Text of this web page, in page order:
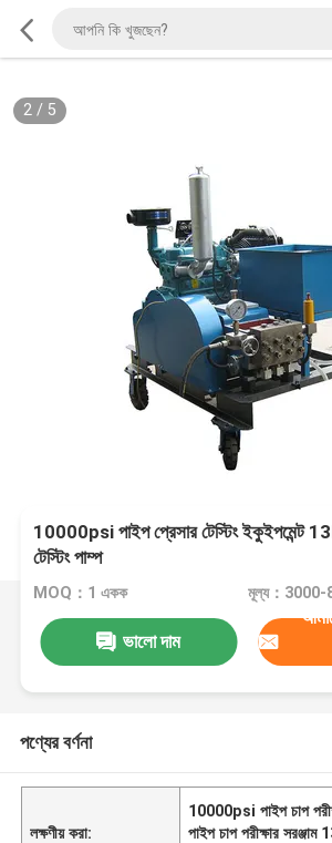
2/ 5
10000psi পাইপ প্রেসার টেস্টিং ইকুইপমেন্ট
টেস্টিং পাম্প
MOQ：1 একক মূল্য：
ভালো দাম
পণ্যের বর্ণনা
লক্ষণীয় করা:
10000psi পাইপ চাপ
পাইপ চাপ পরীক্ষার সরঞ্জাম